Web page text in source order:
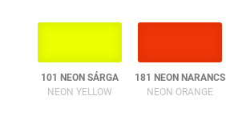
101 NEON SÁRGA
NEON YELLOW
181 NEON NARANCS
NEON ORANGE